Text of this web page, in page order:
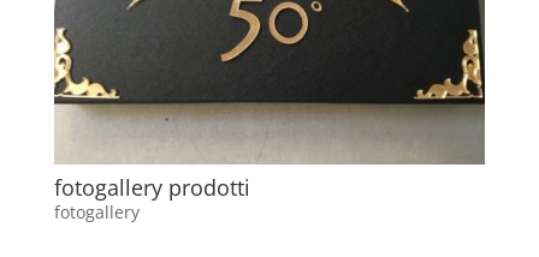
fotogallery prodotti
fotogallery